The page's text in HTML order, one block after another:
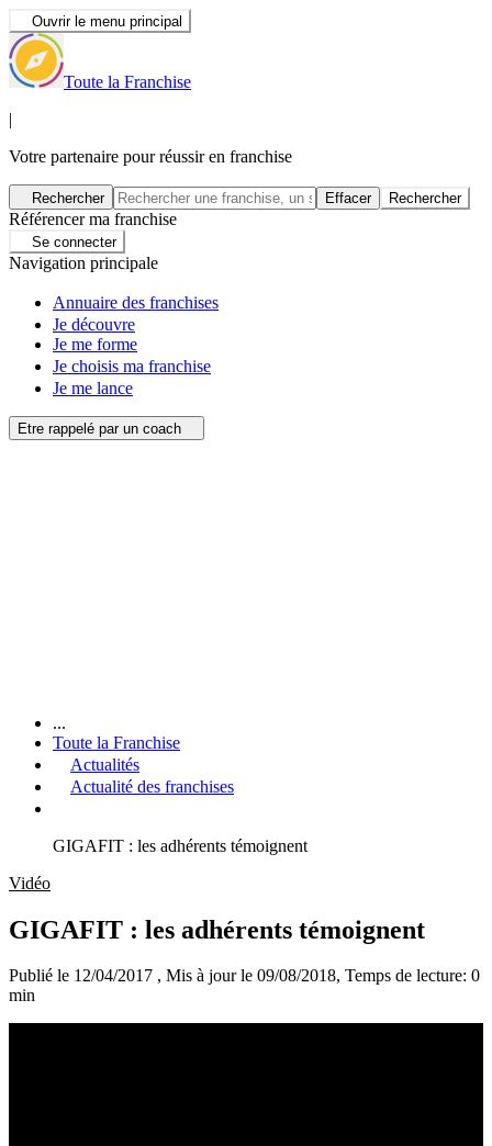
Ouvrir le menu principal
Toute la Franchise
|
Votre partenaire pour réussir en franchise
Rechercher Effacer Rechercher
Référencer ma franchise
Se connecter
Navigation principale
Annuaire des franchises
Je découvre
Je me forme
Je choisis ma franchise
Je me lance
Etre rappelé par un coach
...
Toute la Franchise
Actualités
Actualité des franchises
GIGAFIT : les adhérents témoignent
Vidéo
GIGAFIT : les adhérents témoignent
Publié le 12/04/2017 , Mis à jour le 09/08/2018, Temps de lecture: 0
min